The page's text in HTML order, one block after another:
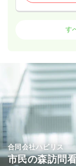
正・准看護
給与 時給1,500
時間 8:30～17:30
日祝休み
時給
気に
訪問看護正看護
す
合同会社ハビリス
市民の森訪問